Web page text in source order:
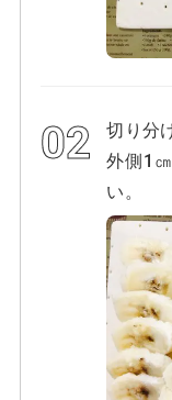
切り分
外側1
い。